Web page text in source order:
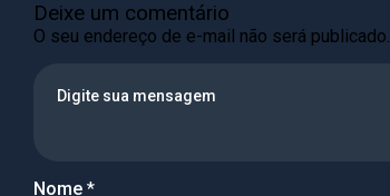
Deixe um comentário
O seu endereço de e-mail não será publicado.
Nome *